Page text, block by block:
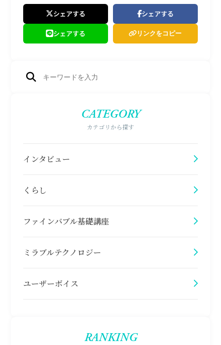
シェアする シェアする
シェアする リンクをコピー
CATEGORY
カテゴリから探す
インタビュー
くらし
ファインバブル基礎講座
ミラブルテクノロジー
ユーザーボイス
RANKING